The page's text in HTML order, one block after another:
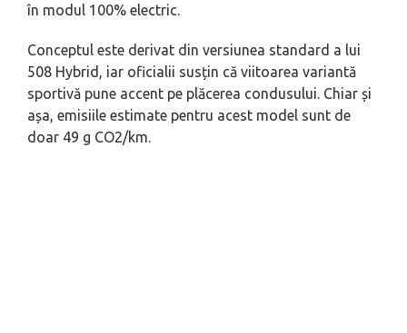
în modul 100% electric.
Conceptul este derivat din versiunea standard a lui
508 Hybrid, iar oficialii susțin că viitoarea variantă
sportivă pune accent pe plăcerea condusului. Chiar și
așa, emisiile estimate pentru acest model sunt de
doar 49 g CO2/km.